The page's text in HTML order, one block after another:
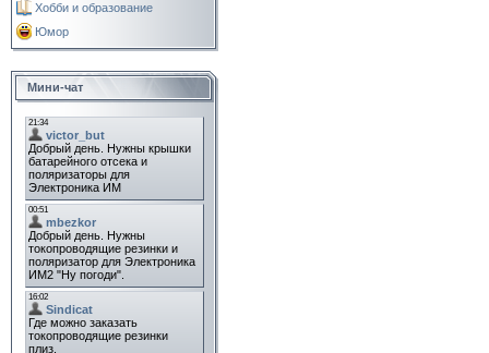
Хобби и образование
Юмор
Мини-чат